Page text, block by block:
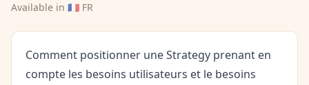
Available in 🇫🇷 FR
Comment positionner une Strategy prenant en
compte les besoins utilisateurs et le besoins